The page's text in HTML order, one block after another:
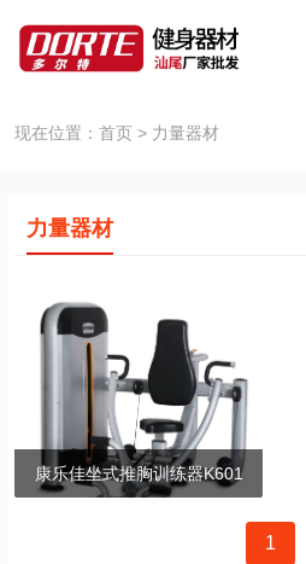
现在位置： 首页 > 力量器材
力量器材
康乐佳坐式推胸训练器K601
1